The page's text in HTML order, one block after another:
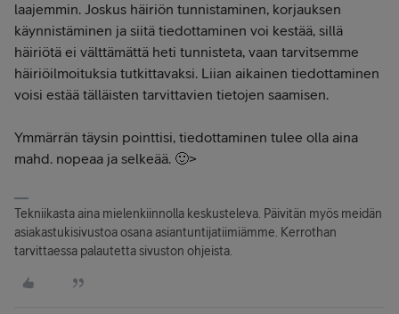
laajemmin. Joskus häiriön tunnistaminen, korjauksen
käynnistäminen ja siitä tiedottaminen voi kestää, sillä
häiriötä ei välttämättä heti tunnisteta, vaan tarvitsemme
häiriöilmoituksia tutkittavaksi. Liian aikainen tiedottaminen
voisi estää tälläisten tarvittavien tietojen saamisen.
Ymmärrän täysin pointtisi, tiedottaminen tulee olla aina
mahd. nopeaa ja selkeää. 🙂>
Tekniikasta aina mielenkiinnolla keskusteleva. Päivitän myös meidän
asiakastukisivustoa osana asiantuntijatiimiämme. Kerrothan
tarvittaessa palautetta sivuston ohjeista.